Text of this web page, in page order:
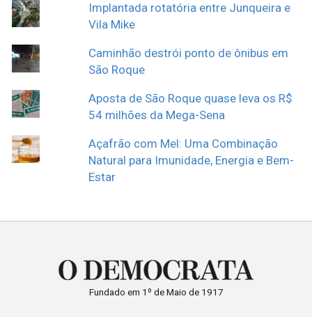
Implantada rotatória entre Junqueira e
Vila Mike
Caminhão destrói ponto de ônibus em
São Roque
Aposta de São Roque quase leva os R$
54 milhões da Mega-Sena
Açafrão com Mel: Uma Combinação
Natural para Imunidade, Energia e Bem-
Estar
Fundado em 1º de Maio de 1917